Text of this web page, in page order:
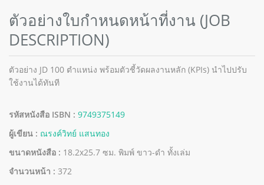
ตัวอย่างใบกำหนดหน้าที่งาน (JOB
DESCRIPTION)
ตัวอย่าง JD 100 ตำแหน่ง พร้อมตัวชี้วัดผลงานหลัก (KPIs) นำไปปรับ
ใช้งานได้ทันที
รหัสหนังสือ ISBN : 9749375149
ผู้เขียน : ณรงค์วิทย์ แสนทอง
ขนาดหนังสือ : 18.2x25.7 ซม. พิมพ์ ขาว-ดำ ทั้งเล่ม
จำนวนหน้า : 372